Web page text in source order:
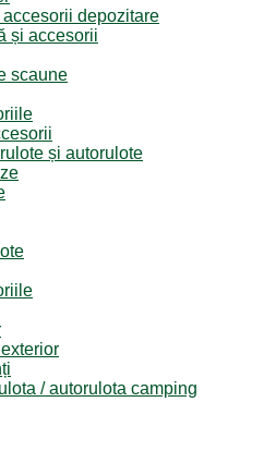
depozitare
și accesorii
scaune
și autorulote
/ autorulota camping